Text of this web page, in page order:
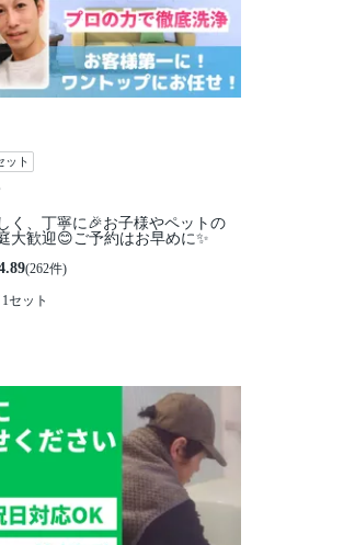
ット
く、丁寧に🎉お子様やペットの
大歓迎😊ご予約はお早めに✨
(262件)
1セット